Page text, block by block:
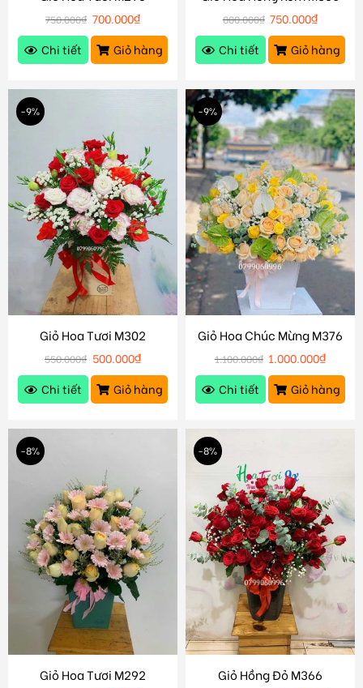
750.000₫ 700.000₫
Chi tiết
Giỏ hàng
800.000₫ 750.000₫
Chi tiết
Giỏ hàng
-9%
Giỏ Hoa Tươi M302
550.000₫ 500.000₫
Chi tiết
Giỏ hàng
-9%
Giỏ Hoa Chúc Mừng M376
1.100.000₫ 1.000.000₫
Chi tiết
Giỏ hàng
-8%
Giỏ Hoa Tươi M292
-8%
Giỏ Hồng Đỏ M366